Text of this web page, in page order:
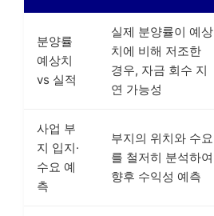
분양률
예상치
vs 실적
실제 분양률이 예상
치에 비해 저조한
경우, 자금 회수 지
연 가능성
사업 부
지 입지·
수요 예
측
부지의 위치와 수요
를 철저히 분석하여
향후 수익성 예측